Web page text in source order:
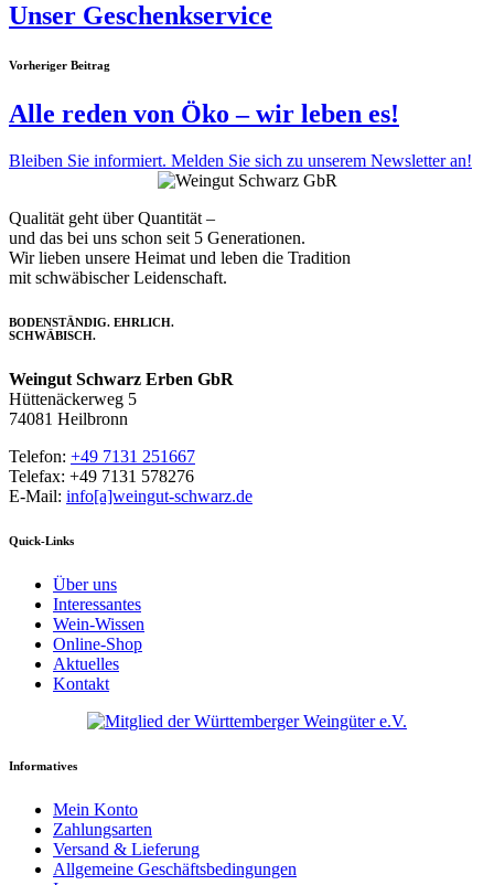
Unser Geschenkservice
Vorheriger Beitrag
Alle reden von Öko – wir leben es!
Bleiben Sie informiert. Melden Sie sich zu unserem Newsletter an!
Qualität geht über Quantität –
und das bei uns schon seit 5 Generationen.
Wir lieben unsere Heimat und leben die Tradition
mit schwäbischer Leidenschaft.
BODENSTÄNDIG. EHRLICH.
SCHWÄBISCH.
Weingut Schwarz Erben GbR
Hüttenäckerweg 5
74081 Heilbronn
Telefon: +49 7131 251667
Telefax: +49 7131 578276
E-Mail: info[a]weingut-schwarz.de
Quick-Links
Über uns
Interessantes
Wein-Wissen
Online-Shop
Aktuelles
Kontakt
Informatives
Mein Konto
Zahlungsarten
Versand & Lieferung
Allgemeine Geschäftsbedingungen